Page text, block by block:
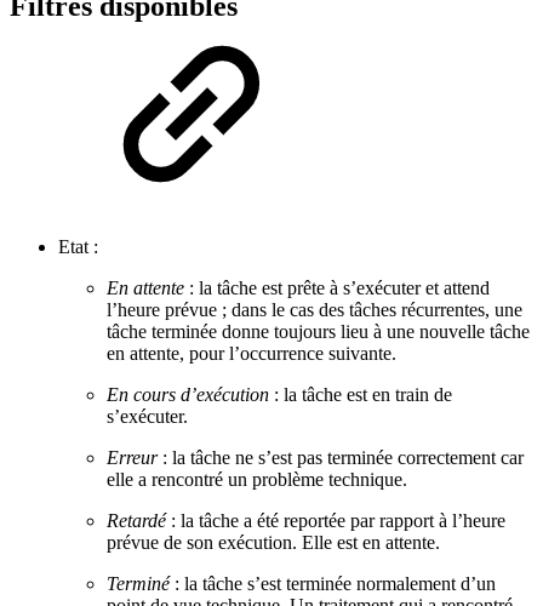
Filtres disponibles
Etat :
En attente : la tâche est prête à s’exécuter et attend
l’heure prévue ; dans le cas des tâches récurrentes, une
tâche terminée donne toujours lieu à une nouvelle tâche
en attente, pour l’occurrence suivante.
En cours d’exécution : la tâche est en train de
s’exécuter.
Erreur : la tâche ne s’est pas terminée correctement car
elle a rencontré un problème technique.
Retardé : la tâche a été reportée par rapport à l’heure
prévue de son exécution. Elle est en attente.
Terminé : la tâche s’est terminée normalement d’un